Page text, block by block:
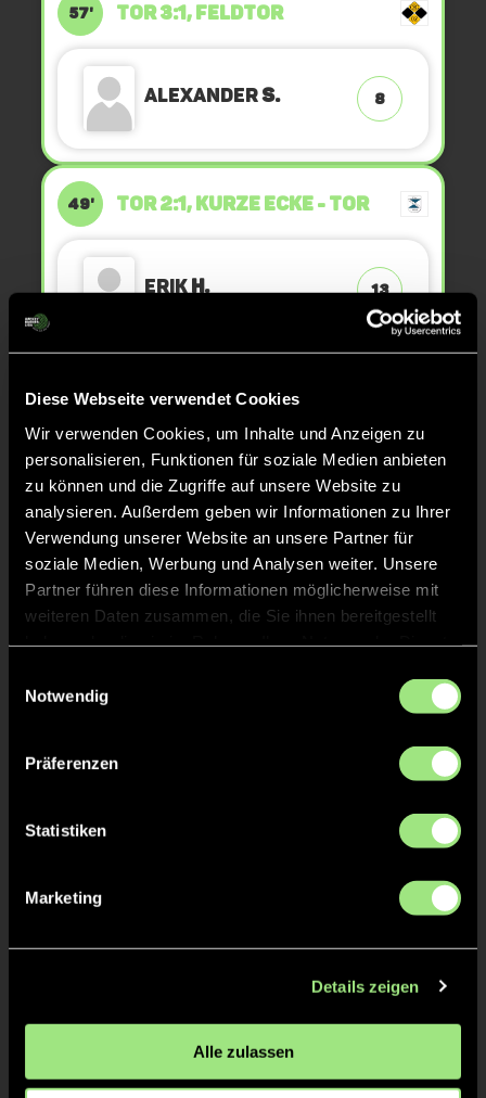
Diese Webseite verwendet Cookies
Wir verwenden Cookies, um Inhalte und Anzeigen zu
personalisieren, Funktionen für soziale Medien anbieten
zu können und die Zugriffe auf unsere Website zu
analysieren. Außerdem geben wir Informationen zu Ihrer
Verwendung unserer Website an unsere Partner für
soziale Medien, Werbung und Analysen weiter. Unsere
Partner führen diese Informationen möglicherweise mit
weiteren Daten zusammen, die Sie ihnen bereitgestellt
Notwendig
Präferenzen
Statistiken
Marketing
Details zeigen
Alle zulassen
57' TOR 3:1, FELDTOR
AlexanderS. 8
49' TOR 2:1, KURZE ECKE - TOR
ErikH. 13
46' GRÜNE KARTE
Hannes S. 4